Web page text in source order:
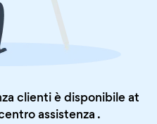
clienti è disponibile at
assistenza .